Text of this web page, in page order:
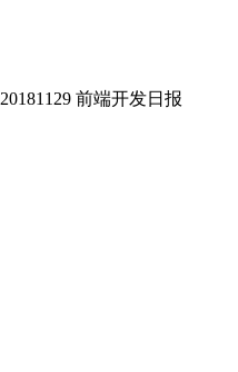
20181129 前端开发日报